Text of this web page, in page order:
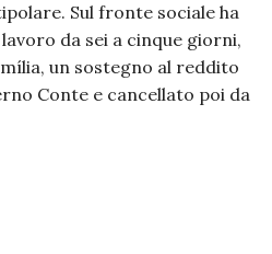
Sul fronte sociale ha
da sei a cinque giorni,
un sostegno al reddito
Conte e cancellato poi da